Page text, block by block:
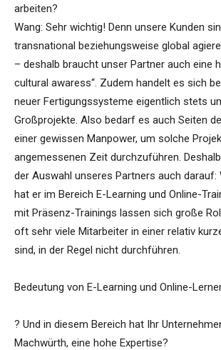
arbeiten?
Wang: Sehr wichtig! Denn unsere Kunden
transnational beziehungsweise global
– deshalb braucht unser Partner auch eine
cultural awaress“. Zudem handelt es sich
neuer Fertigungssysteme eigentlich stets
Großprojekte. Also bedarf es auch Seiten
einer gewissen Manpower, um solche
angemessenen Zeit durchzuführen.
der Auswahl unseres Partners auch darauf:
hat er im Bereich E-Learning und Online-
mit Präsenz-Trainings lassen sich große
oft sehr viele Mitarbeiter in einer relativ
sind, in der Regel nicht durchführen.
Bedeutung von E-Learning und Online-
? Und in diesem Bereich hat Ihr
Machwürth, eine hohe Expertise?